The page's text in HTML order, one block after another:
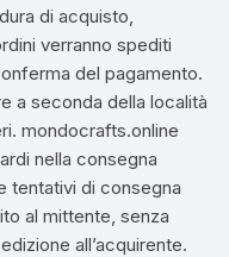
di acquisto,
verranno spediti
del pagamento.
a seconda della località
mondocrafts.online
nella consegna
tentativi di consegna
al mittente, senza
all’acquirente.